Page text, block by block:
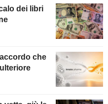
dei libri
che